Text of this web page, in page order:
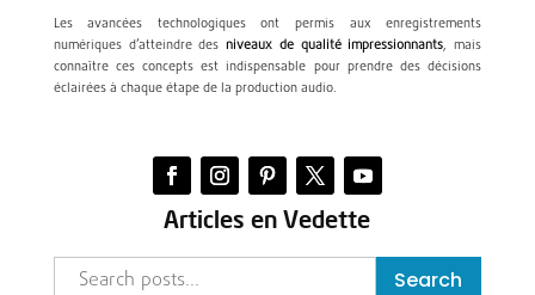
Les avancées technologiques ont permis aux enregistrements
numériques d’atteindre desniveaux de qualité impressionnants, mais
connaître ces concepts est indispensable pour prendre des décisions
éclairées à chaque étape de la production audio.
Articles en Vedette
Search